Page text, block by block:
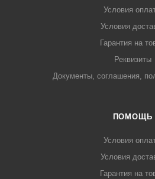
Условия
Условия
Гарантия на
Реквизиты
Документы, соглашения,
ПОМОЩЬ
Условия
Условия
Гарантия на